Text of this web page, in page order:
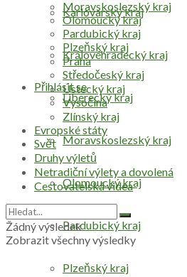
Přihlásit se
Karlovarský kraj
Královéhradecký kraj
Liberecký kraj
Moravskoslezský kraj
Olomoucký kraj
Pardubický kraj
Plzeňský kraj
Moravskoslezský kraj
Olomoucký kraj
Pardubický kraj
Plzeňský kraj
Praha
Středočeský kraj
Ústecký kraj
Vysočina
Zlínský kraj
Evropské státy
Svět
Druhy výletů
Netradiční výlety a dovolená
Cestovatelská videa
Žádný výsledek
Zobrazit všechny výsledky